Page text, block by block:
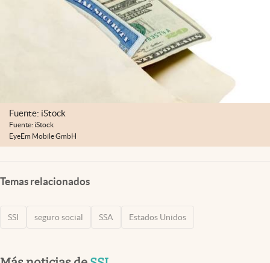
Fuente: iStock
Fuente: iStock
EyeEm Mobile GmbH
Temas relacionados
SSI seguro social SSA Estados Unidos